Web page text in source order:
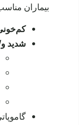
بیماران
شدید